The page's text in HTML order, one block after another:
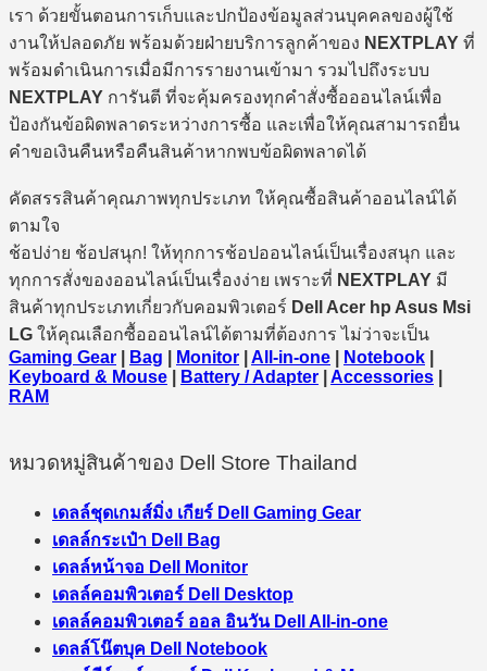
เรา ด้วยขั้นตอนการเก็บและปกป้องข้อมูลส่วนบุคคลของผู้ใช้
งานให้ปลอดภัย พร้อมด้วยฝ่ายบริการลูกค้าของ NEXTPLAY ที่
พร้อมดำเนินการเมื่อมีการรายงานเข้ามา รวมไปถึงระบบ
NEXTPLAY การันตี ที่จะคุ้มครองทุกคำสั่งซื้อออนไลน์เพื่อ
ป้องกันข้อผิดพลาดระหว่างการซื้อ และเพื่อให้คุณสามารถยื่น
คำขอเงินคืนหรือคืนสินค้าหากพบข้อผิดพลาดได้
คัดสรรสินค้าคุณภาพทุกประเภท ให้คุณซื้อสินค้าออนไลน์ได้
ตามใจ
ช้อปง่าย ช้อปสนุก! ให้ทุกการช้อปออนไลน์เป็นเรื่องสนุก และ
ทุกการสั่งของออนไลน์เป็นเรื่องง่าย เพราะที่ NEXTPLAY มี
สินค้าทุกประเภทเกี่ยวกับคอมพิวเตอร์ Dell Acer hp Asus Msi
LG ให้คุณเลือกซื้อออนไลน์ได้ตามที่ต้องการ ไม่ว่าจะเป็น
Gaming Gear
Bag Monitor All-in-one Notebook
Keyboard & Mouse
Battery / Adapter Accessories
RAM
หมวดหมู่สินค้าของ Dell Store Thailand
เดลล์ชุดเกมส์มิ่ง เกียร์ Dell Gaming Gear
เดลล์กระเป๋า Dell Bag
เดลล์หน้าจอ Dell Monitor
เดลล์คอมพิวเตอร์ Dell Desktop
เดลล์คอมพิวเตอร์ ออล อินวัน Dell All-in-one
เดลล์โน๊ตบุค Dell Notebook